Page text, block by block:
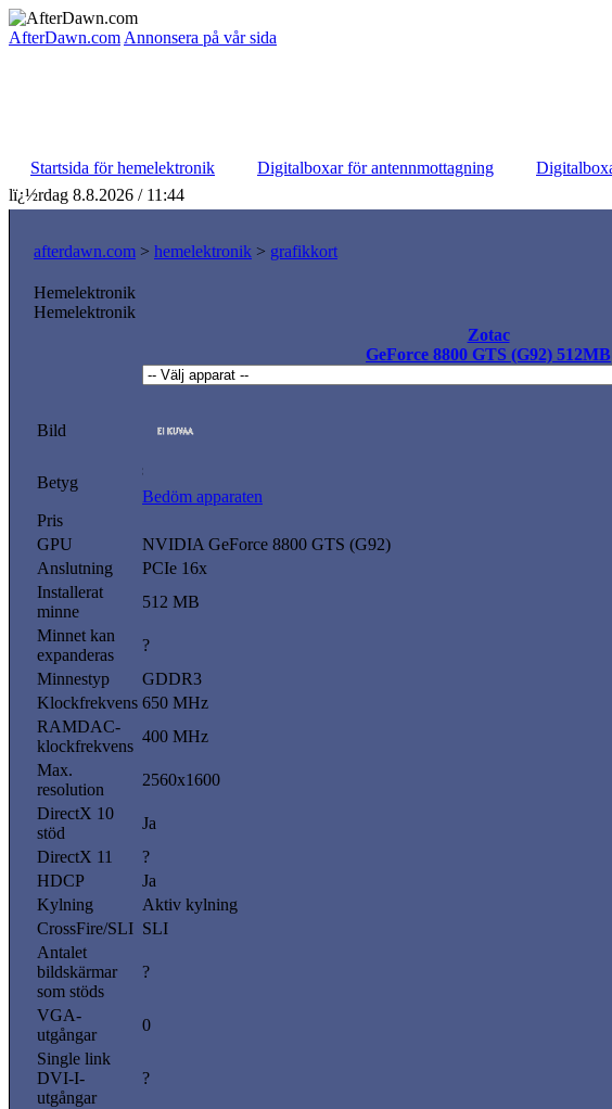
AfterDawn.com Annonsera på vår sida
Startsida för hemelektronik
Digitalboxar för antennmottagning
lï¿½rdag 8.8.2026 / 11:44
afterdawn.com > hemelektronik > grafikkort
Hemelektronik
Hemelektronik
Zotac
GeForce 8800 GTS (G92) 512MB
Bild
Betyg
Bedöm apparaten
Pris
GPU
NVIDIA GeForce 8800 GTS (G92)
Anslutning
PCIe 16x
Installerat
minne
512 MB
Minnet kan
expanderas
?
Minnestyp
GDDR3
Klockfrekvens 650 MHz
RAMDAC-
klockfrekvens
400 MHz
Max.
resolution
2560x1600
DirectX 10
stöd
Ja
DirectX 11
?
HDCP
Ja
Kylning
Aktiv kylning
CrossFire/SLI SLI
Antalet
bildskärmar
som stöds
?
VGA-
utgångar
0
Single link
DVI-I-
utgångar
?